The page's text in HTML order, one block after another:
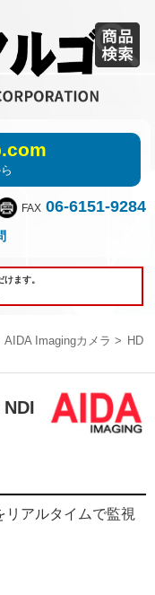
FAX 06-6151-9284
ます。
AIDA Imagingカメラ
HD
アルタイムで監視